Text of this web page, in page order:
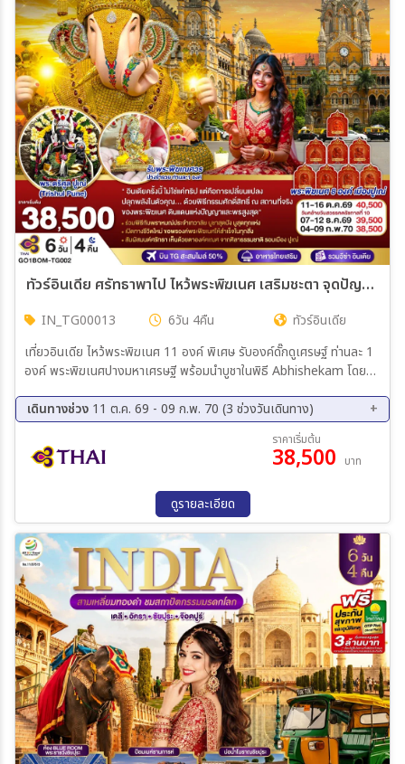
ทัวร์อินเดีย ศรัทธาพาไป ไหว้พระพิฆเนศ เสริมชะตา จุดปัญญา มูสุดปัง มหานครมุมไบ ปูเณ่ 6วัน 4คืน (TG)
IN_TG00013 6วัน 4คืน
ทัวร์อินเดีย
เที่ยวอินเดีย ไหว้พระพิฆเนศ 11 องค์ พิเศษ รับองค์ดั๊กดูเศรษฐ์ ท่านละ 1
องค์ พระพิฆเนศปางมหาเศรษฐี พร้อมนำบูชาในพิธี Abhishekam โดย
(Trishul Pune) แบบถูกวิ
เดินทางช่วง 11 ต.ค. 69 - 09 ก.พ. 70 (3 ช่วงวันเดินทาง)
07 ธ.ค. 69 - 12 ธ.ค. 69
04 ก.พ. 70 - 09 ก.พ. 70
ราคาเริ่มต้น
38,500 บาท
ดูรายละเอียด